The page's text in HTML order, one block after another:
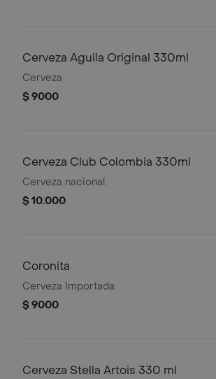
Cerveza Aguila Original 330ml
Cerveza
$ 9000
Cerveza Club Colombia 330ml
Cerveza nacional.
$ 10.000
Coronita
Cerveza Importada
$ 9000
Cerveza Stella Artois 330 ml